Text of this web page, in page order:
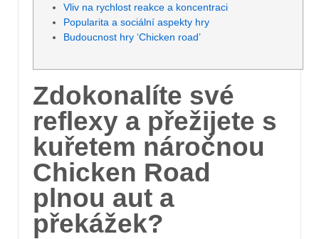
Vliv na rychlost reakce a koncentraci
Popularita a sociální aspekty hry
Budoucnost hry ‘Chicken road’
Zdokonalíte své
reflexy a přežijete s
kuřetem náročnou
Chicken Road
plnou aut a
překážek?